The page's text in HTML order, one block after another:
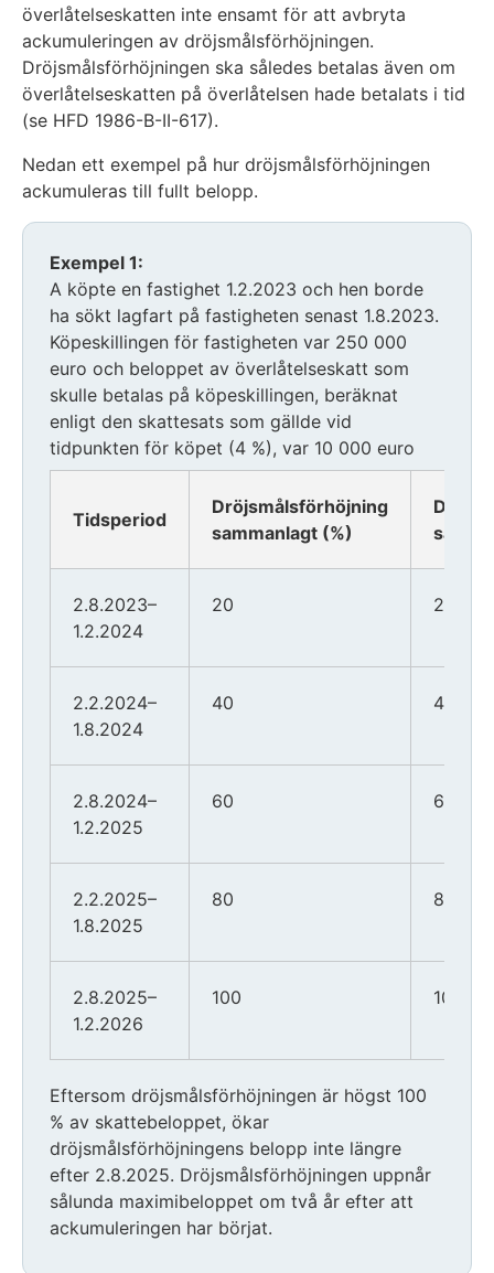
överlåtelseskatten inte ensamt för att avbryta
ackumuleringen av dröjsmålsförhöjningen.
Dröjsmålsförhöjningen ska således betalas även om
överlåtelseskatten på överlåtelsen hade betalats i tid
(se HFD 1986-B-II-617).
Nedan ett exempel på hur dröjsmålsförhöjningen
ackumuleras till fullt belopp.
Exemplet
inleds
Exempel 1:
A köpte en fastighet 1.2.2023 och hen borde
ha sökt lagfart på fastigheten senast 1.8.2023.
Köpeskillingen för fastigheten var 250 000
euro och beloppet av överlåtelseskatt som
skulle betalas på köpeskillingen, beräknat
enligt den skattesats som gällde vid
tidpunkten för köpet (4 %), var 10 000 euro
Tidsperiod
Dröjsmålsförhöjning
sammanlagt (%)
2.8.2023–
1.2.2024
20 2 000
2.2.2024–
1.8.2024
40 4 000
2.8.2024–
1.2.2025
60 6 000
2.2.2025–
1.8.2025
80 8 000
2.8.2025–
1.2.2026
100 10 000
Eftersom dröjsmålsförhöjningen är högst 100
% av skattebeloppet, ökar
dröjsmålsförhöjningens belopp inte längre
efter 2.8.2025. Dröjsmålsförhöjningen uppnår
sålunda maximibeloppet om två år efter att
ackumuleringen har börjat.